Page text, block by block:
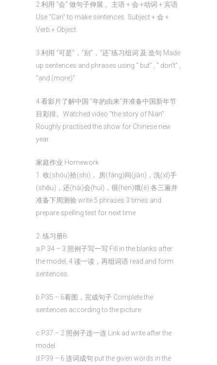
2.利用 “会” 做句子伸展 。主语 + 会 +动词 + 宾语
Use “Can” to make sentences. Subject + 会 +
Verb.+ Object.
3.利用 “可是”，“别”，“还”练习组词 及 造句 Made
up sentences and phrases using “ but” , “ don’t” ,
“and (more)”
4.看影片了解中国 “年的由来“并准备中国新年节
目彩排。Watched video “the story of Nian”.
Roughly practised the show for Chinese new
year.
家庭作业 Homework
1. 收(shōu)拾(shi)， 房(fáng)间(jiān)，洗(xǐ)手
(shǒu)，还(hái)会(huì)，很(hěn)饿(è) 各三遍并
准备下周测验 write 5 phrases 3 times and
prepare spelling test for next time
2. 练习册B
a.P 34 – 3 照例子写一写 Fill in the blanks after
the model, 4 读一读，再组词语 read and form
sentences
b.P35 – 6看图，完成句子 Complete the
sentences according to the picture
c.P37 – 2 照例子连一连 Link ad write after the
model
d.P39 – 6 连词成句 put the given words in the